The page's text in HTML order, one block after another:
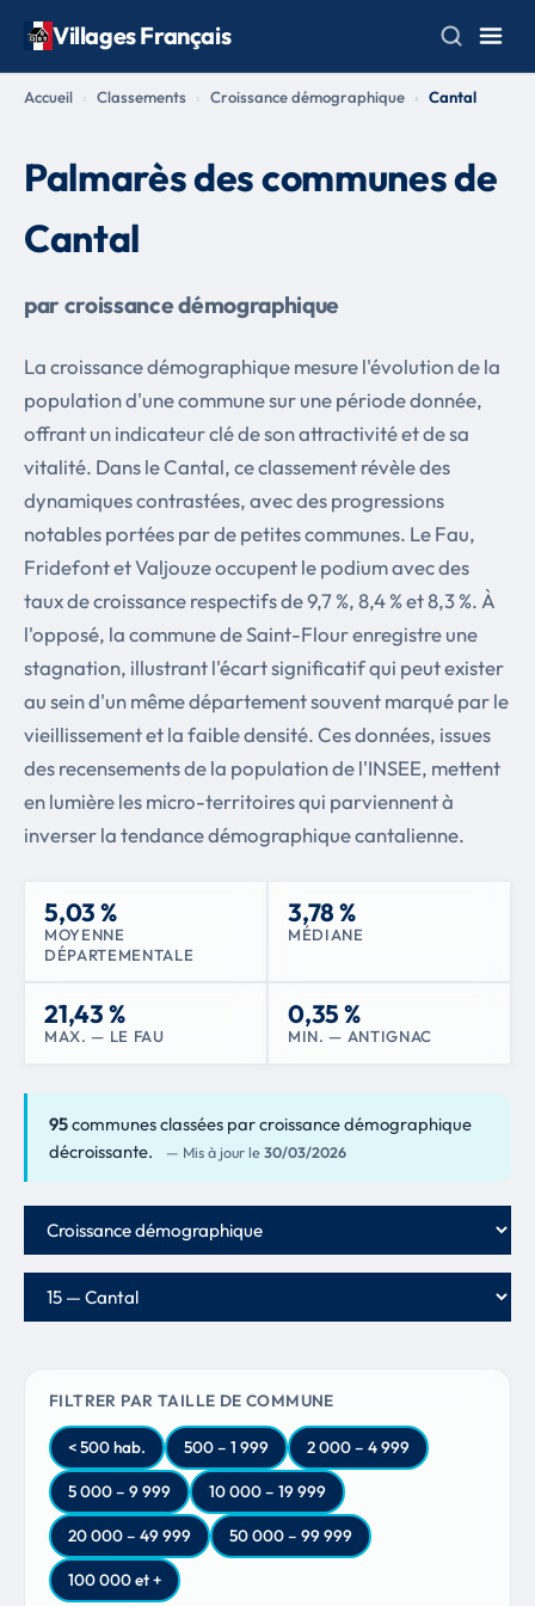
Villages Français
Accueil Classements Croissance démographique Cantal
Palmarès des communes de
Cantal
par croissance démographique
La croissance démographique mesure l'évolution de la
population d'une commune sur une période donnée,
offrant un indicateur clé de son attractivité et de sa
vitalité. Dans le Cantal, ce classement révèle des
dynamiques contrastées, avec des progressions
notables portées par de petites communes. Le Fau,
Fridefont et Valjouze occupent le podium avec des
taux de croissance respectifs de 9,7 %, 8,4 % et 8,3 %. À
l'opposé, la commune de Saint-Flour enregistre une
stagnation, illustrant l'écart significatif qui peut exister
au sein d'un même département souvent marqué par le
vieillissement et la faible densité. Ces données, issues
des recensements de la population de l'INSEE, mettent
en lumière les micro-territoires qui parviennent à
inverser la tendance démographique cantalienne.
5,03 %
MOYENNE
DÉPARTEMENTALE
3,78 %
MÉDIANE
21,43 %
MAX. — LE FAU
0,35 %
MIN. — ANTIGNAC
95communes classées par croissance démographique
décroissante.
— Mis à jour le 30/03/2026
Critère de classement
Département
FILTRER PAR TAILLE DE COMMUNE
< 500 hab. 500 – 1 999 2 000 – 4 999
5 000 – 9 999 10 000 – 19 999
20 000 – 49 999 50 000 – 99 999
100 000 et +